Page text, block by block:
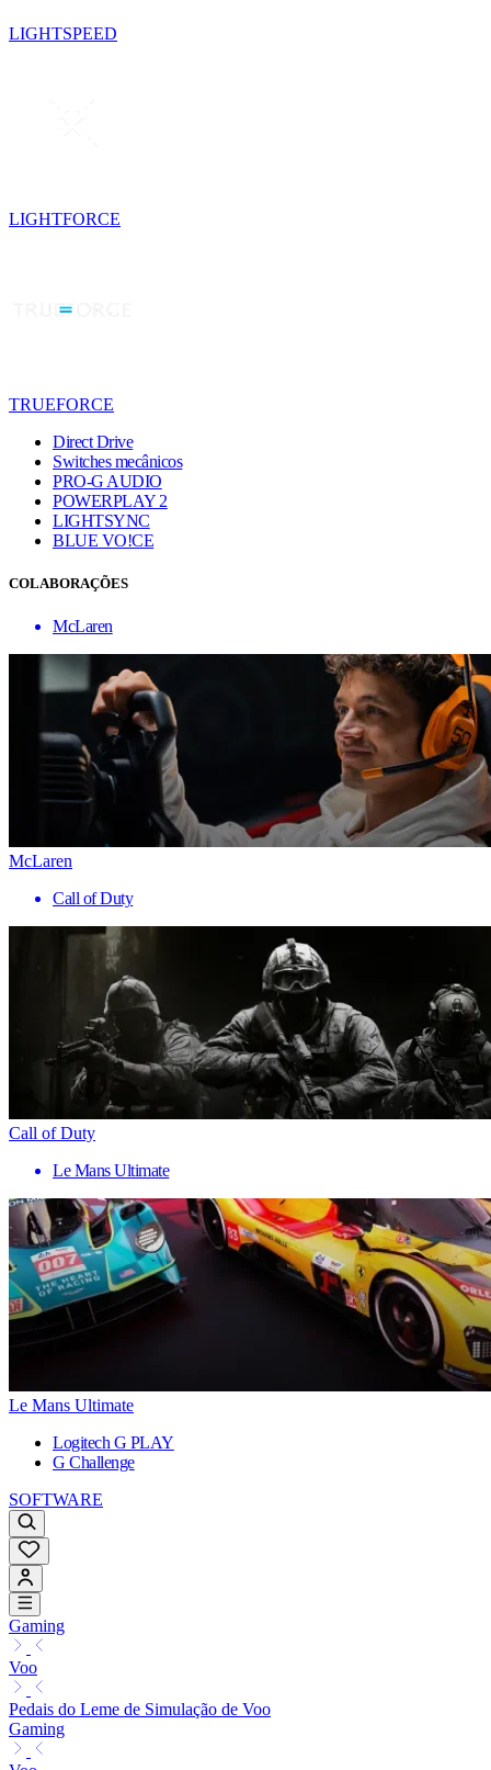
LIGHTSPEED
LIGHTFORCE
TRUEFORCE
Direct Drive
Switches mecânicos
PRO-G AUDIO
POWERPLAY 2
LIGHTSYNC
BLUE VO!CE
COLABORAÇÕES
McLaren
McLaren
Call of Duty
Call of Duty
Le Mans Ultimate
Le Mans Ultimate
Logitech G PLAY
G Challenge
SOFTWARE
Gaming
Voo
Pedais do Leme de Simulação de Voo
Gaming